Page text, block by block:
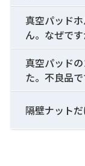
真空パッド
ん。なぜです
真空パッド
た。不良品で
隔壁ナット